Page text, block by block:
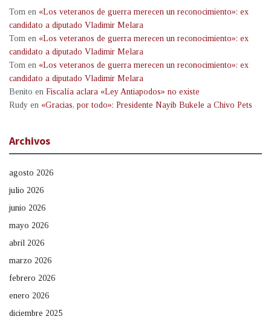
Tom en «Los veteranos de guerra merecen un reconocimiento»: ex
candidato a diputado Vladimir Melara
Tom en «Los veteranos de guerra merecen un reconocimiento»: ex
candidato a diputado Vladimir Melara
Tom en «Los veteranos de guerra merecen un reconocimiento»: ex
candidato a diputado Vladimir Melara
Benito en Fiscalía aclara «Ley Antiapodos» no existe
Rudy en «Gracias, por todo»: Presidente Nayib Bukele a Chivo Pets
Archivos
agosto 2026
julio 2026
junio 2026
mayo 2026
abril 2026
marzo 2026
febrero 2026
enero 2026
diciembre 2025